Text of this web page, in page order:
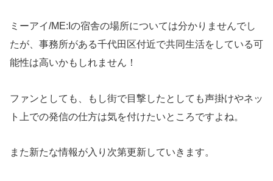
ミーアイ/ME:Iの宿舎の場所については分かりませんでし
たが、事務所がある千代田区付近で共同生活をしている可
能性は高いかもしれません！
ファンとしても、もし街で目撃したとしても声掛けやネッ
ト上での発信の仕方は気を付けたいところですよね。
また新たな情報が入り次第更新していきます。